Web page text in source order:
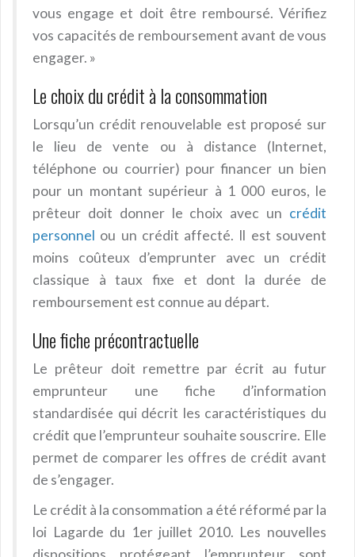
vous engage et doit être remboursé. Vérifiez
vos capacités de remboursement avant de vous
engager. »
Le choix du crédit à la consommation
Lorsqu’un crédit renouvelable est proposé sur
le lieu de vente ou à distance (Internet,
téléphone ou courrier) pour financer un bien
pour un montant supérieur à 1 000 euros, le
prêteur doit donner le choix avec un crédit
personnel ou un crédit affecté. Il est souvent
moins coûteux d’emprunter avec un crédit
classique à taux fixe et dont la durée de
remboursement est connue au départ.
Une fiche précontractuelle
Le prêteur doit remettre par écrit au futur
emprunteur une fiche d’information
standardisée qui décrit les caractéristiques du
crédit que l’emprunteur souhaite souscrire. Elle
permet de comparer les offres de crédit avant
de s’engager.
Le crédit à la consommation a été réformé par la
loi Lagarde du 1er juillet 2010. Les nouvelles